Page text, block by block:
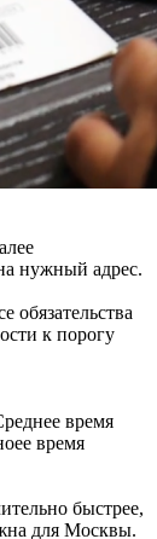
нужный адрес.
обязательства
к порогу
время
время
быстрее,
для Москвы.